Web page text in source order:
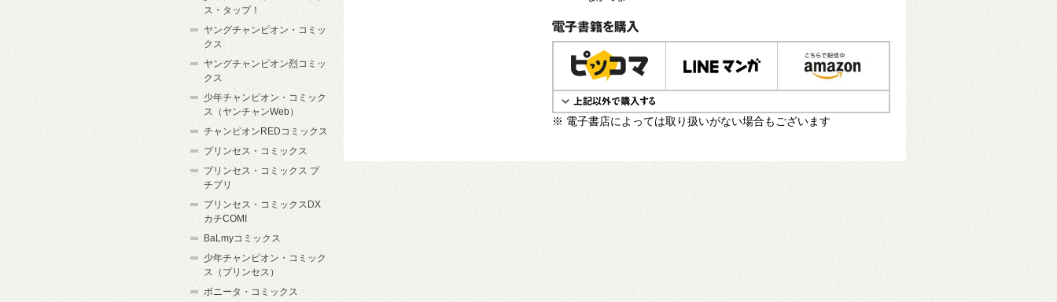
電子書籍で購入
※ 電子書店によっては取り扱いがない場合もございます
ス・タップ！
ヤングチャンピオン・コミッ
クス
ヤングチャンピオン烈コミッ
クス
少年チャンピオン・コミック
ス（ヤンチャンWeb）
チャンピオンREDコミックス
プリンセス・コミックス
プリンセス・コミックス プ
チプリ
プリンセス・コミックスDX
カチCOMI
BaLmyコミックス
少年チャンピオン・コミック
ス（プリンセス）
ボニータ・コミックス